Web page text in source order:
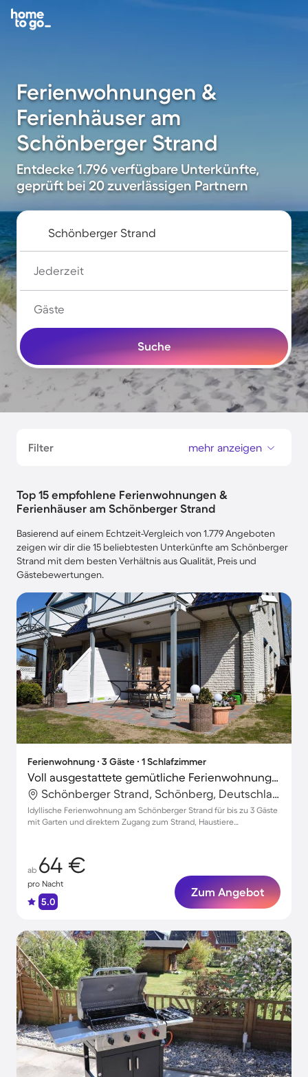
Ferienwohnungen &
Ferienhäuser am
Schönberger Strand
Entdecke 1.796 verfügbare Unterkünfte,
geprüft bei 20 zuverlässigen Partnern
Jederzeit
Gäste
Suche
Filter mehr anzeigen
Top 15 empfohlene Ferienwohnungen &
Ferienhäuser am Schönberger Strand
Basierend auf einem Echtzeit-Vergleich von 1.779 Angeboten
zeigen wir dir die 15 beliebtesten Unterkünfte am Schönberger
Strand mit dem besten Verhältnis aus Qualität, Preis und
Gästebewertungen.
Ferienwohnung ∙ 3 Gäste ∙ 1 Schlafzimmer
Voll ausgestattete gemütliche Ferienwohnung mit Garten, Terrasse und Grill | Nah am Strand | Haustiere erlaubt
Schönberger Strand, Schönberg, Deutschland
Idyllische Ferienwohnung am Schönberger Strand für bis zu 3 Gäste
mit Garten und direktem Zugang zum Strand, Haustiere
ab 64 €
pro Nacht
5.0
Zum Angebot